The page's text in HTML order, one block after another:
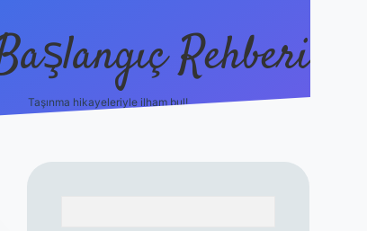
Rehberi
Taşınma hikayeleriyle ilham bul!
ilbet yeni giriş